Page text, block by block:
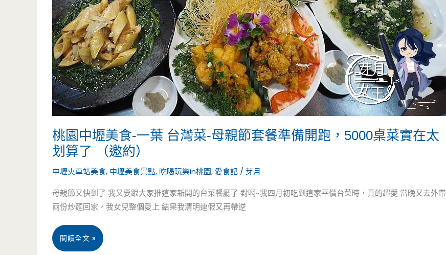
定
要
吃
看
看
（邀
約）
牛
肉
料
理-
百
料
理
的
學
美
桃園中壢美食-一葉 台灣菜-母親節套餐準備開跑，5000桌菜實在太
划算了 （邀約）
中壢火車站美食, 中壢美食景點, 吃喝玩樂in桃園, 愛食記 /芽月
母親節又快到了 我又要跟大家推這家新開的台菜餐廳了 對啊~我四月初吃到這家平價台菜時，真的超愛 當晚又去外帶
兩份炒麵回家，我女兒整個愛上 結果我清明連假又再帶逆
桃
閱讀全文 »